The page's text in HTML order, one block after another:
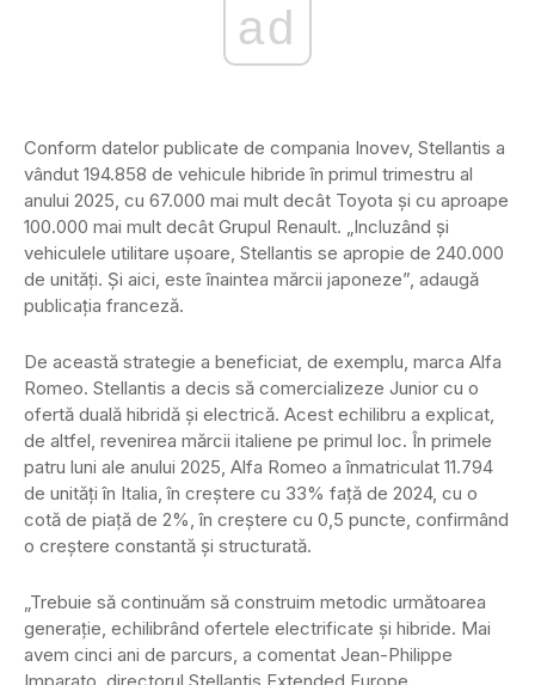
ad
Conform datelor publicate de compania Inovev, Stellantis a
vândut 194.858 de vehicule hibride în primul trimestru al
anului 2025, cu 67.000 mai mult decât Toyota și cu aproape
100.000 mai mult decât Grupul Renault. „Incluzând și
vehiculele utilitare ușoare, Stellantis se apropie de 240.000
de unități. Și aici, este înaintea mărcii japoneze”, adaugă
publicația franceză.
De această strategie a beneficiat, de exemplu, marca Alfa
Romeo. Stellantis a decis să comercializeze Junior cu o
ofertă duală hibridă și electrică. Acest echilibru a explicat,
de altfel, revenirea mărcii italiene pe primul loc. În primele
patru luni ale anului 2025, Alfa Romeo a înmatriculat 11.794
de unități în Italia, în creștere cu 33% față de 2024, cu o
cotă de piață de 2%, în creștere cu 0,5 puncte, confirmând
o creștere constantă și structurată.
„Trebuie să continuăm să construim metodic următoarea
generație, echilibrând ofertele electrificate și hibride. Mai
avem cinci ani de parcurs, a comentat Jean-Philippe